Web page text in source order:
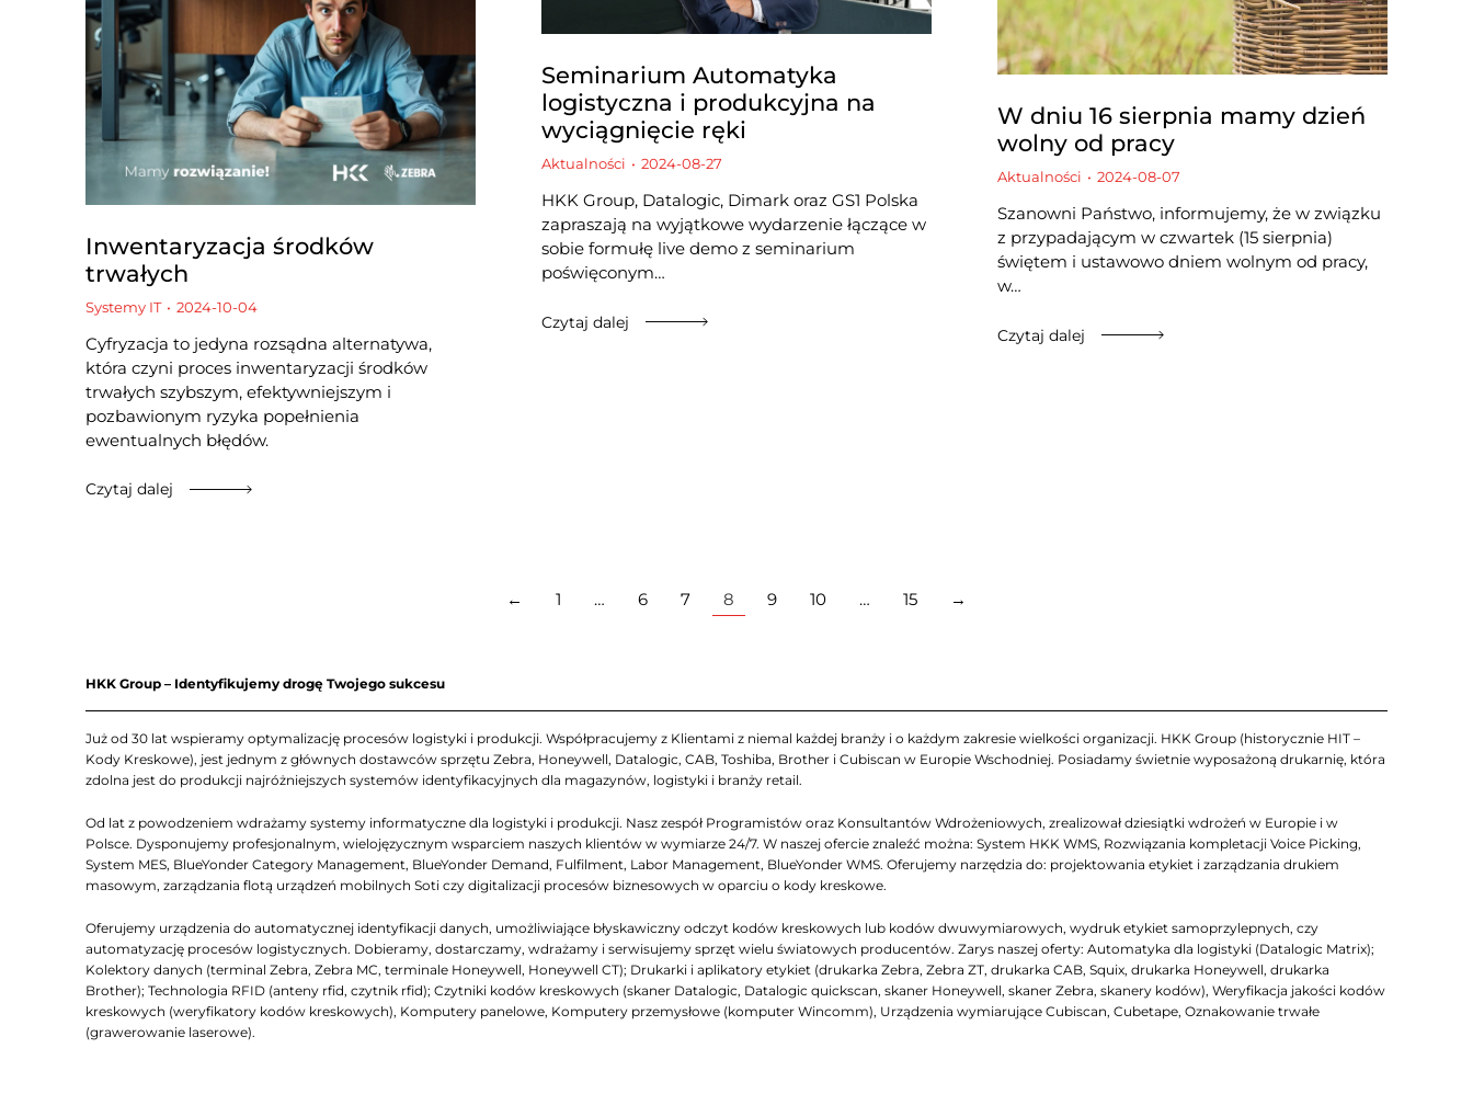
Inwentaryzacja środków
trwałych
Systemy IT 2024-10-04
Cyfryzacja to jedyna rozsądna alternatywa,
która czyni proces inwentaryzacji środków
trwałych szybszym, efektywniejszym i
pozbawionym ryzyka popełnienia
ewentualnych błędów.
Czytaj dalej
Seminarium Automatyka
logistyczna i produkcyjna na
wyciągnięcie ręki
Aktualności 2024-08-27
HKK Group, Datalogic, Dimark oraz GS1 Polska
zapraszają na wyjątkowe wydarzenie łączące w
sobie formułę live demo z seminarium
poświęconym…
Czytaj dalej
W dniu 16 sierpnia mamy dzień
wolny od pracy
Aktualności 2024-08-07
Szanowni Państwo, informujemy, że w związku
z przypadającym w czwartek (15 sierpnia)
świętem i ustawowo dniem wolnym od pracy,
w…
Czytaj dalej
← 1 … 6 7 8 9 10 … 15 →
HKK Group – Identyfikujemy drogę Twojego sukcesu
Już od 30 lat wspieramy optymalizację procesów logistyki i produkcji. Współpracujemy z Klientami z niemal każdej branży i o każdym zakresie wielkości organizacji. HKK Group (historycznie HIT –
Kody Kreskowe), jest jednym z głównych dostawców sprzętu Zebra, Honeywell, Datalogic, CAB, Toshiba, Brother i Cubiscan w Europie Wschodniej. Posiadamy świetnie wyposażoną drukarnię, która
zdolna jest do produkcji najróżniejszych systemów identyfikacyjnych dla magazynów, logistyki i branży retail.
Od lat z powodzeniem wdrażamy systemy informatyczne dla logistyki i produkcji. Nasz zespół Programistów oraz Konsultantów Wdrożeniowych, zrealizował dziesiątki wdrożeń w Europie i w
Polsce. Dysponujemy profesjonalnym, wielojęzycznym wsparciem naszych klientów w wymiarze 24/7. W naszej ofercie znaleźć można: System HKK WMS, Rozwiązania kompletacji Voice Picking,
System MES, BlueYonder Category Management, BlueYonder Demand, Fulfilment, Labor Management, BlueYonder WMS. Oferujemy narzędzia do: projektowania etykiet i zarządzania drukiem
masowym, zarządzania flotą urządzeń mobilnych Soti czy digitalizacji procesów biznesowych w oparciu o kody kreskowe.
Oferujemy urządzenia do automatycznej identyfikacji danych, umożliwiające błyskawiczny odczyt kodów kreskowych lub kodów dwuwymiarowych, wydruk etykiet samoprzylepnych, czy
automatyzację procesów logistycznych. Dobieramy, dostarczamy, wdrażamy i serwisujemy sprzęt wielu światowych producentów. Zarys naszej oferty: Automatyka dla logistyki (Datalogic Matrix);
Kolektory danych (terminal Zebra, Zebra MC, terminale Honeywell, Honeywell CT); Drukarki i aplikatory etykiet (drukarka Zebra, Zebra ZT, drukarka CAB, Squix, drukarka Honeywell, drukarka
Brother); Technologia RFID (anteny rfid, czytnik rfid); Czytniki kodów kreskowych (skaner Datalogic, Datalogic quickscan, skaner Honeywell, skaner Zebra, skanery kodów), Weryfikacja jakości kodów
kreskowych (weryfikatory kodów kreskowych), Komputery panelowe, Komputery przemysłowe (komputer Wincomm), Urządzenia wymiarujące Cubiscan, Cubetape, Oznakowanie trwałe
(grawerowanie laserowe).